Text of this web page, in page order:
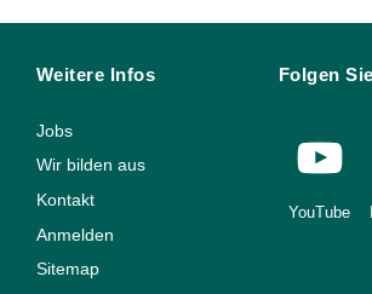
Weitere Infos
Jobs
Wir bilden aus
Kontakt
Anmelden
Sitemap
Folgen
YouTube